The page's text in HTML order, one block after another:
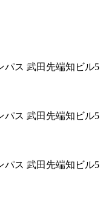
パス 武田先端知ビル5
パス 武田先端知ビル5
パス 武田先端知ビル5